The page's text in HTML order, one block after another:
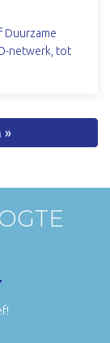
Duurzame
netwerk, tot
»